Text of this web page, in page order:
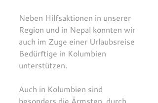
Neben Hilfsaktionen in unserer
Region und in Nepal konnten wir
auch im Zuge einer Urlaubsreise
Bedürftige in Kolumbien
unterstützen.
Auch in Kolumbien sind